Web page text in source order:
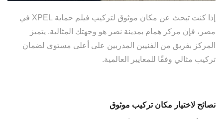
إذا كنت تبحث عن مكان موثوق لتركيب فيلم حماية XPEL في
مصر، فإن مركز همام بمدينة نصر هو وجهتك المثالية. يتميز
المركز بفريق من الفنيين المدربين على أعلى مستوى لضمان
تركيب مثالي وفقًا للمعايير العالمية.
نصائح لاختيار مكان تركيب موثوق